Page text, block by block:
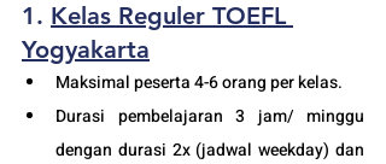
1. Kelas Reguler TOEFL
Yogyakarta
Maksimal peserta 4-6 orang per kelas.
Durasi pembelajaran 3 jam/ minggu
dengan durasi 2x (jadwal weekday) dan